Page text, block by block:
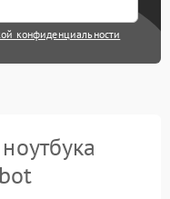
конфиденциальности